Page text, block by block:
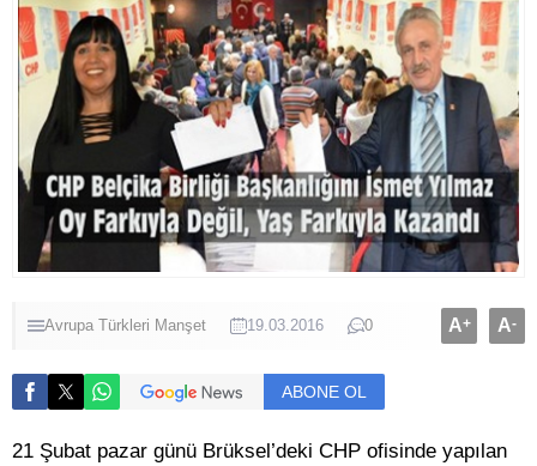
Avrupa Türkleri Manşet 19.03.2016 0 A+ A-
ABONE OL
21 Şubat pazar günü Brüksel’deki CHP ofisinde yapılan